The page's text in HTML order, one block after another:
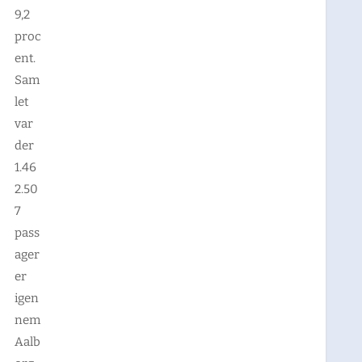
9,2
proc
ent.
Sam
let
var
der
1.46
2.50
7
pass
ager
er
igen
nem
Aalb